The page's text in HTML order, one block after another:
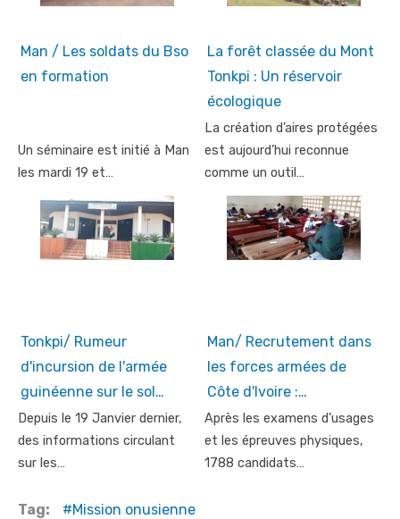
Man / Les soldats du Bso
en formation
Un séminaire est initié à Man
les mardi 19 et…
La forêt classée du Mont
Tonkpi : Un réservoir
écologique
La création d’aires protégées
est aujourd’hui reconnue
comme un outil…
Tonkpi/ Rumeur
d'incursion de l'armée
guinéenne sur le sol…
Depuis le 19 Janvier dernier,
des informations circulant
sur les…
Man/ Recrutement dans
les forces armées de
Côte d'Ivoire :…
Après les examens d’usages
et les épreuves physiques,
1788 candidats…
Tag: Mission onusienne